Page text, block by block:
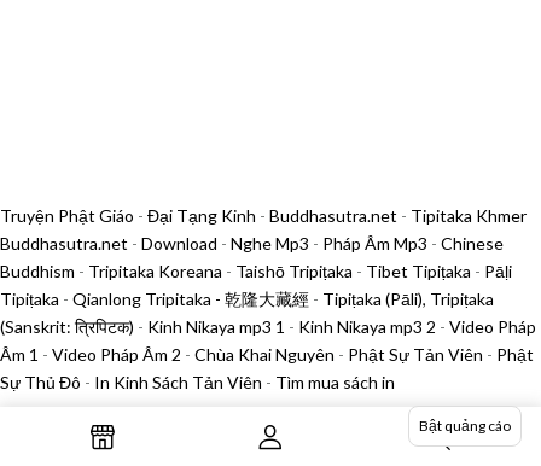
Bật quảng cáo
Truyện Phật Giáo - Đại Tạng Kinh - Buddhasutra.net - Tipitaka Khmer
Buddhasutra.net - Download - Nghe Mp3 - Pháp Âm Mp3 - Chinese
Buddhism - Tripitaka Koreana - Taishō Tripiṭaka - Tibet Tipiṭaka - Pāḷi
Tipiṭaka - Qianlong Tripitaka - 乾隆大藏經 - Tipiṭaka (Pāli), Tripiṭaka
(Sanskrit: त्रिपिटक) - Kinh Nikaya mp3 1 - Kinh Nikaya mp3 2 - Video Pháp
Âm 1 - Video Pháp Âm 2 - Chùa Khai Nguyên - Phật Sự Tản Viên - Phật
Sự Thủ Đô - In Kinh Sách Tản Viên - Tìm mua sách in